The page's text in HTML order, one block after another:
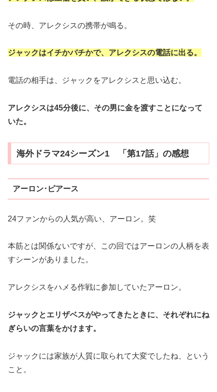
その時、アレクシスの携帯が鳴る。
ジャックはイチかバチかで、アレクシスの電話に出る。
電話の相手は、ジャックをアレクシスと思い込む。
アレクシスは45分後に、その男に金を渡すことになって
いた。
海外ドラマ24シーズン1 「第17話」の感想
アーロン･ピアース
24ファンからの人気が高い、アーロン。笑
本筋とは関係ないですが、この回ではアーロンの人柄を表
すシーンがありました。
アレクシスをハメる作戦に参加していたアーロン。
ジャックとエリザベスがやってきたときに、それぞれにね
ぎらいの言葉をかけます。
ジャックには家族が人質に取られて大変でしたね、という
こと。